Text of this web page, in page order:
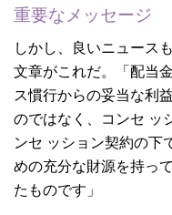
重要なメッセージ
しかし、良いニュース
文章がこれだ。「配当
ス慣行からの妥当な利
のではなく、コンセ ッ
ンセ ッション契約の下
めの充分な財源を持っ
たものです」